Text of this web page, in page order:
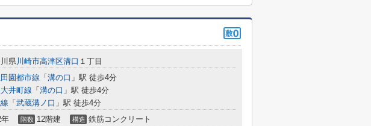
県川崎市高津区溝口 １丁目
園都市線 「 溝の口 」駅 徒歩4分
井町線 「 溝の口 」駅 徒歩4分
「 武蔵溝ノ口 」駅 徒歩4分
階数 12階建 構造 鉄筋コンクリート